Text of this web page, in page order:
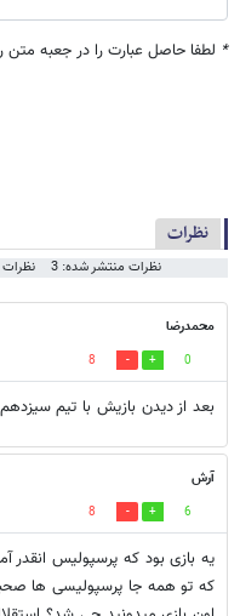
* لطفا حاصل عبارت را در جعبه متن
نظرات
نظرات منتشر شده: 3 نظرات
محمدرضا
0
8
بعد از دیدن بازیش با تیم
آرش
6
8
يه بازى بود كه پرسپوليس انقدر